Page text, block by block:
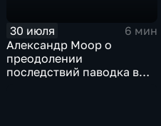
30 июля
6 мин
Александр Моор о
преодолении
последствий паводка в